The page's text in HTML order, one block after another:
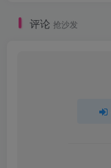
评论 抢沙发